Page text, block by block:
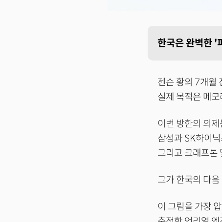
한국은 완벽한 '
젠슨 황의 7개월
실제 목적은 메
이번 방한의 의
삼성과 SK하이
그리고 크래프톤
그가 한국의 다
이 그림을 가장